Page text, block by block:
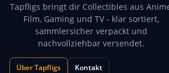
Tapfligs bringt dir Collectibles aus
Film, Gaming und TV - klar sortiert,
sammlersicher verpackt und
nachvollziehbar versendet.
Über Tapfligs Kontakt